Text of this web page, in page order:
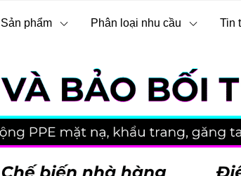
Sản phẩm Phân loại nhu cầu Tin